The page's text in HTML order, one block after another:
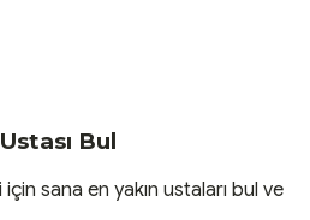
Bul
sana en yakın ustaları bul ve